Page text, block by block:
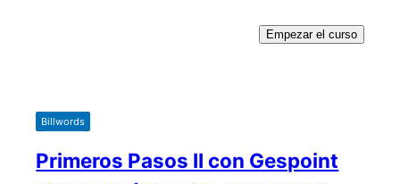
Empezar el curso
Billwords
Primeros Pasos II con Gespoint